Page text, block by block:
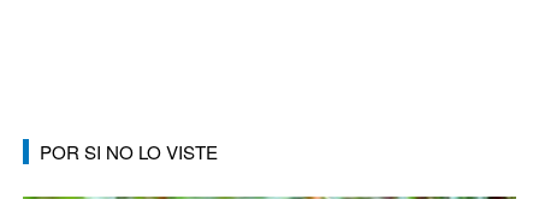
POR SI NO LO VISTE